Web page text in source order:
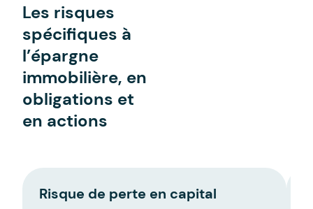
Les risques
spécifiques à
l’épargne
immobilière, en
obligations et
en actions
Risque de perte en capital